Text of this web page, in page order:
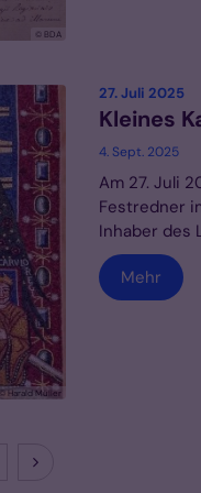
© BDA
© Harald Müller
27. Juli 2025:
Kleines
4. Sept. 2025
Am 27. Juli
Festredner
Inhaber des
Mehr
Nächste Seite